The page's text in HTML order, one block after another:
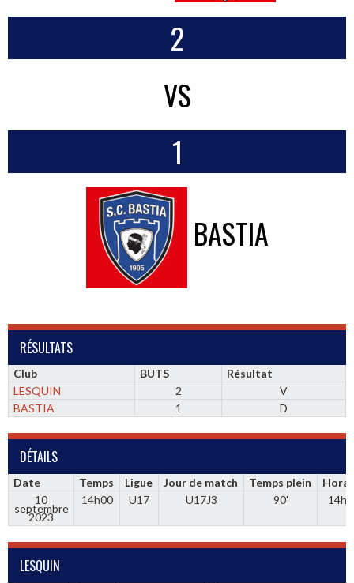
2
VS
1
BASTIA
RÉSULTATS
Club BUTS
Résultat
LESQUIN
2
V
BASTIA
1 D
DÉTAILS
Date Temps Ligue Jour de match Temps plein
10
septembre
2023
14h00 U17 U17J3 90'
LESQUIN